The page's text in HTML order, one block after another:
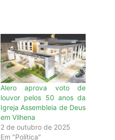
Alero aprova voto de
louvor pelos 50 anos da
Igreja Assembleia de Deus
em Vilhena
2 de outubro de 2025
Em "Política"